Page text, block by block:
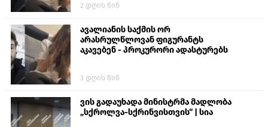
თავს დასხმოდა გიგა ავალიანს“
2 დღის წინ
ავალიანის საქმის ორ
არასრულწლოვან ფიგურანტს
აკავებენ - პროკურორი ადასტურებს
3 დღის წინ
ვის გადაუხადა მინისტრმა მადლობა
„სქროლვა-სქრინვისთვის“ | სია